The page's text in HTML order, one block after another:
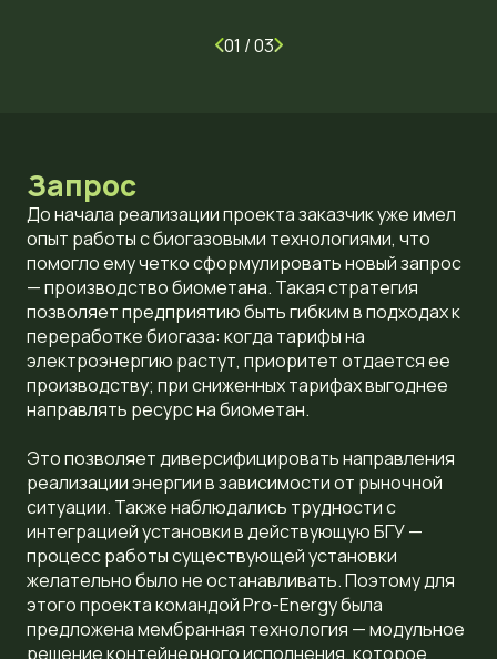
01 / 03
Запрос
До начала реализации проекта заказчик уже имел
опыт работы с биогазовыми технологиями, что
помогло ему четко сформулировать новый запрос
— производство биометана. Такая стратегия
позволяет предприятию быть гибким в подходах к
переработке биогаза: когда тарифы на
электроэнергию растут, приоритет отдается ее
производству; при сниженных тарифах выгоднее
направлять ресурс на биометан.
Это позволяет диверсифицировать направления
реализации энергии в зависимости от рыночной
ситуации. Также наблюдались трудности с
интеграцией установки в действующую БГУ —
процесс работы существующей установки
желательно было не останавливать. Поэтому для
этого проекта командой Pro-Energy была
предложена мембранная технология — модульное
решение контейнерного исполнения, которое